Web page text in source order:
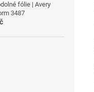
fólie | Avery
3487